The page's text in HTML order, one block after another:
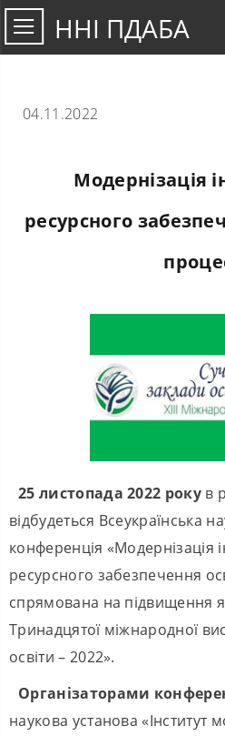
ННІ ПДАБА
04.11.2022
Модернізація
ресурсного
25 листопада 2022 року в
відбудеться Всеукраїнська
конференція «Модернізація
ресурсного забезпечення
спрямована на підвищення
Тринадцятої міжнародної
освіти – 2022».
Організаторами
наукова установа «Інститут